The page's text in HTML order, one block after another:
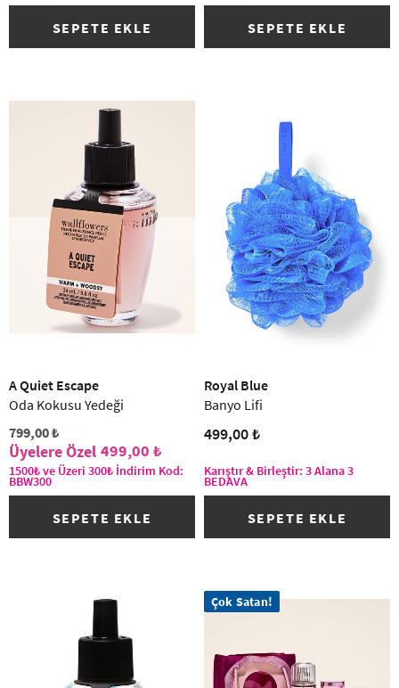
SEPETE EKLE SEPETE EKLE
A Quiet Escape
Oda Kokusu Yedeği
799,00 ₺
499,00 ₺
1500₺ ve Üzeri 300₺ İndirim Kod:
BBW300
SEPETE EKLE
Royal Blue
Banyo Lifi
499,00 ₺
Karıştır & Birleştir: 3 Alana 3
BEDAVA
SEPETE EKLE
Çok Satan!